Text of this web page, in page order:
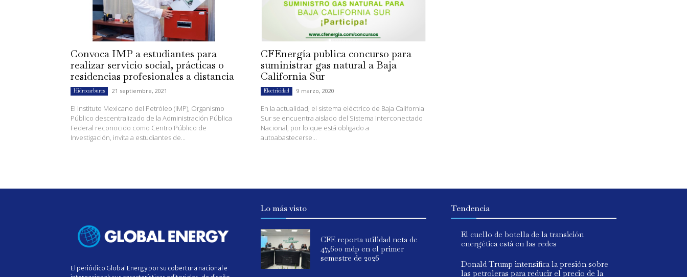
Convoca IMP a estudiantes para
realizar servicio social, prácticas o
residencias profesionales a distancia
Hidrocarburos 21 septiembre, 2021
El Instituto Mexicano del Petróleo (IMP), Organismo
Público descentralizado de la Administración Pública
Federal reconocido como Centro Público de
Investigación, invita a estudiantes de...
CFEnergía publica concurso para
suministrar gas natural a Baja
California Sur
Electricidad 9 marzo, 2020
En la actualidad, el sistema eléctrico de Baja California
Sur se encuentra aislado del Sistema Interconectado
Nacional, por lo que está obligado a
autoabastecerse...
El periódico Global Energy por su cobertura nacional e
Lo más visto
CFE reporta utilidad neta de
47,600 mdp en el primer
semestre de 2026
Tendencia
El cuello de botella de la transición
energética está en las redes
Donald Trump intensifica la presión sobre
las petroleras para reducir el precio de la